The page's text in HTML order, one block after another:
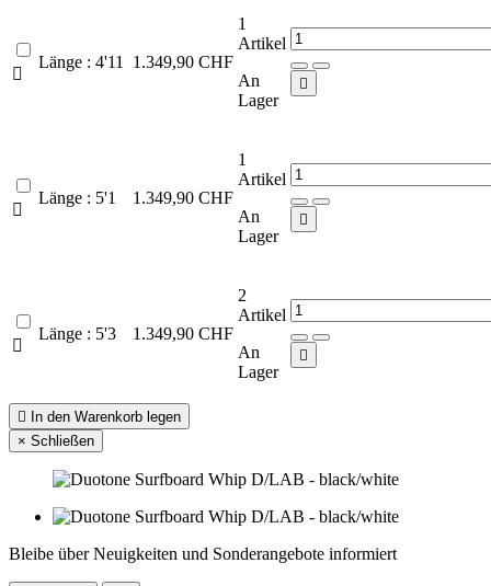

Länge : 4'11 1.349,90 CHF
1
Artikel
An
Lager


Länge : 5'1 1.349,90 CHF
1
Artikel
An
Lager


Länge : 5'3 1.349,90 CHF
2
Artikel
An
Lager


In den Warenkorb legen
× Schließen
Bleibe über Neuigkeiten und Sonderangebote informiert